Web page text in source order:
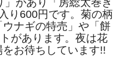
」があり「房総太巻き
り600円です。菊の柄
ナギの特売」や「餅
があります。夜は花
お待ちしています!!